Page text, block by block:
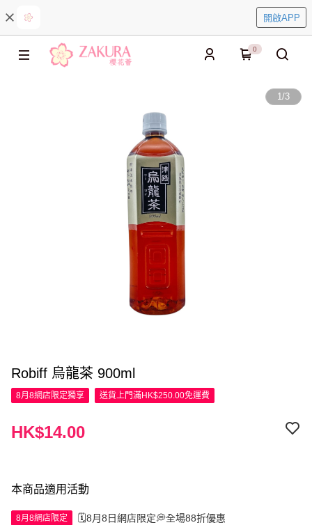
開啟APP
0
1/3
Robiff 烏龍茶 900ml
8月8網店限定獨享 送貨上門滿HK$250.00免運費
HK$14.00
本商品適用活動
8月8網店限定 🗓️8月8日網店限定💭全場88折優惠